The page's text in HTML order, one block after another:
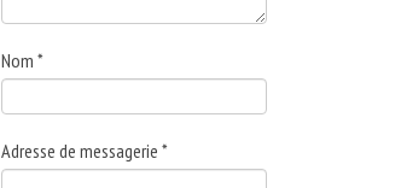
Nom *
Adresse de messagerie *